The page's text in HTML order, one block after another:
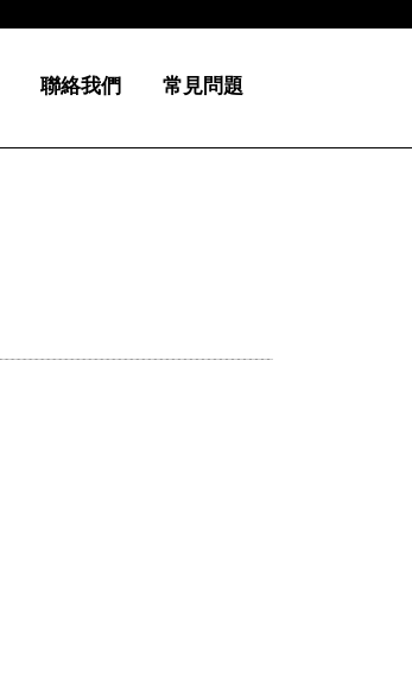
聯絡我們 常見問題